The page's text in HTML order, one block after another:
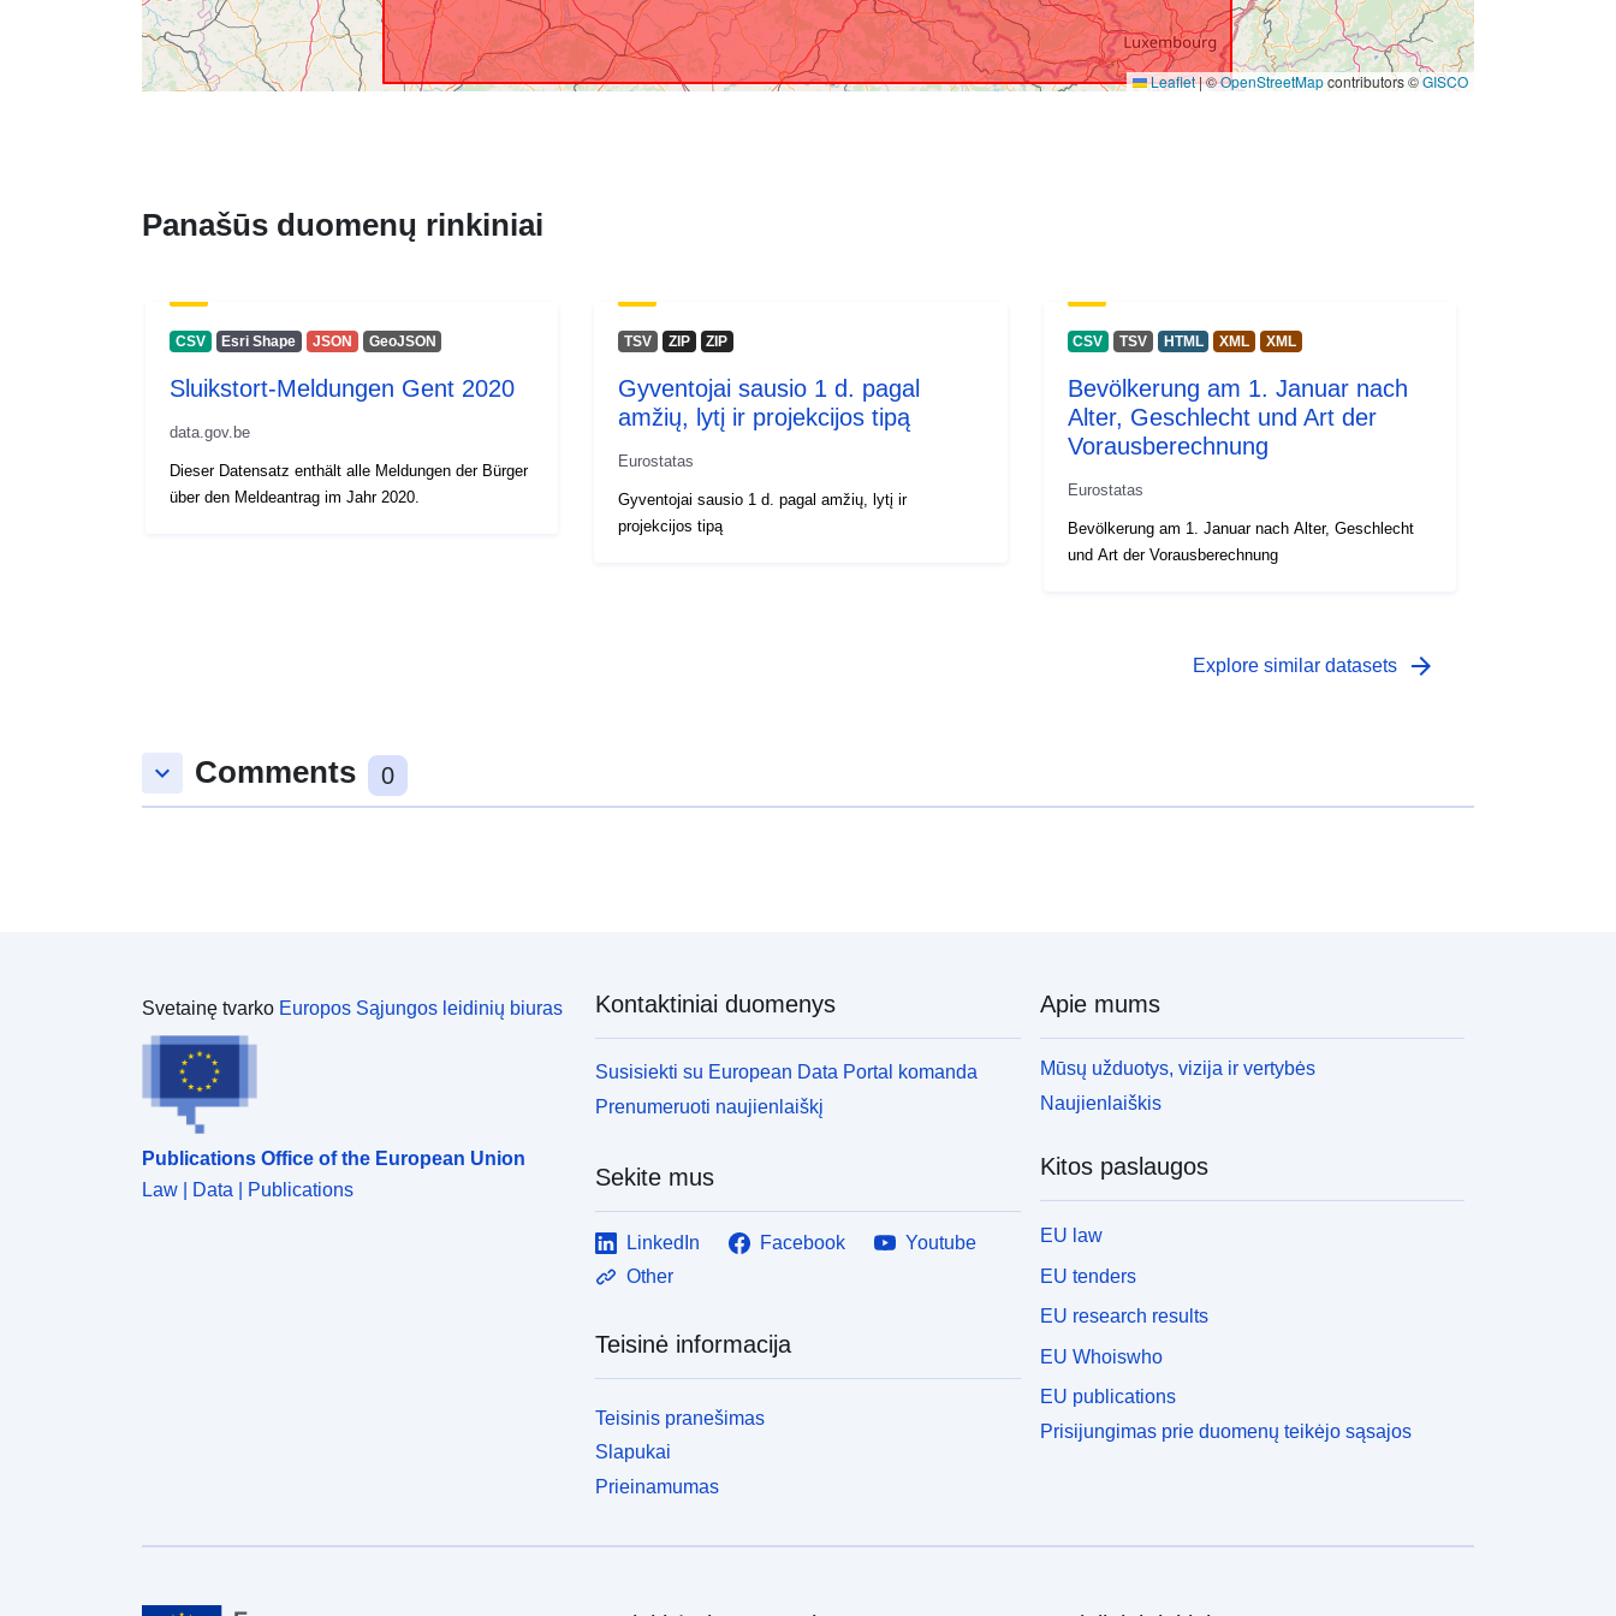
Leaflet|©OpenStreetMapcontributors ©GISCO
Panašūs duomenų rinkiniai
CSV Esri Shape JSON GeoJSON
Sluikstort-Meldungen Gent 2020
data.gov.be
Dieser Datensatz enthält alle Meldungen der Bürger
über den Meldeantrag im Jahr 2020.
TSV ZIP ZIP
Gyventojai sausio 1 d. pagal
amžių, lytį ir projekcijos tipą
Eurostatas
Gyventojai sausio 1 d. pagal amžių, lytį ir
projekcijos tipą
CSV TSV HTML XML XML
Bevölkerung am 1. Januar nach
Alter, Geschlecht und Art der
Vorausberechnung
Eurostatas
Bevölkerung am 1. Januar nach Alter, Geschlecht
und Art der Vorausberechnung
Explore similar datasets arrow_forward
keyboard_arrow_down Comments 0
Svetainę tvarko Europos Sąjungos leidinių biuras
Publications Office of the European Union
Law | Data | Publications
Kontaktiniai duomenys
Susisiekti su European Data Portal komanda
Prenumeruoti naujienlaiškį
Sekite mus
LinkedIn Facebook
Youtube
Other
Teisinė informacija
Teisinis pranešimas
Slapukai
Prieinamumas
Apie mums
Mūsų užduotys, vizija ir vertybės
Naujienlaiškis
Kitos paslaugos
EU law
EU tenders
EU research results
EU Whoiswho
EU publications
Prisijungimas prie duomenų teikėjo sąsajos